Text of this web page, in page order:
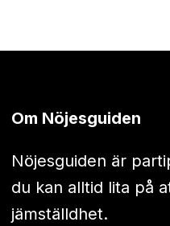
Om Nöjesguiden
Nöjesguiden är
du kan alltid lita på
jämställdhet.